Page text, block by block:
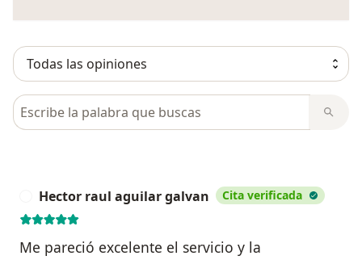
Busca en opiniones
Hector raul aguilar galvan Cita verificada
Me pareció excelente el servicio y la